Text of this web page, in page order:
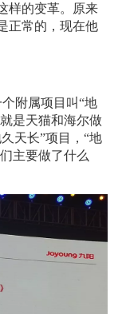
样的变革。原来
正常的，现在他
附属项目叫“地
是天猫和海尔做
天长”项目，“地
主要做了什么